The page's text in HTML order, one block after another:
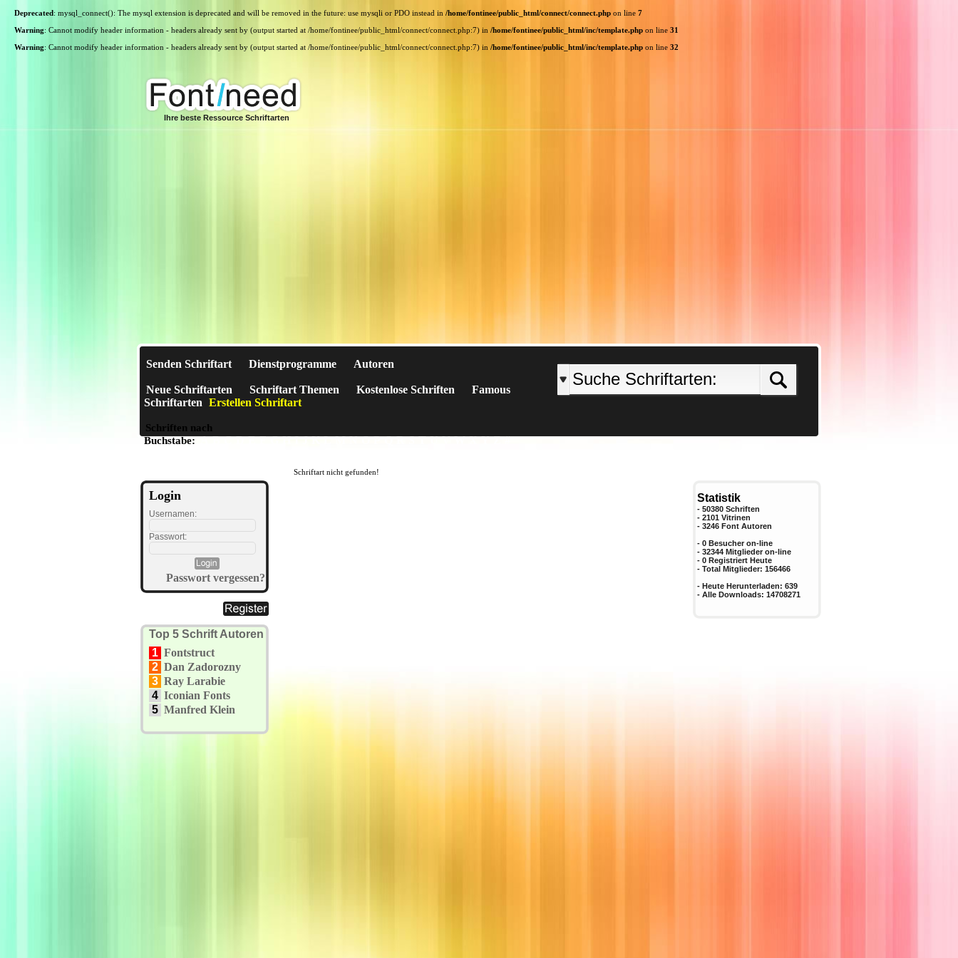
Deprecated: mysql_connect(): The mysql extension is deprecated and will be removed in the future: use mysqli or PDO instead in /home/fontinee/public_html/connect/connect.php on line 7
Warning: Cannot modify header information - headers already sent by (output started at /home/fontinee/public_html/connect/connect.php:7) in /home/fontinee/public_html/inc/template.php on line 31
Warning: Cannot modify header information - headers already sent by (output started at /home/fontinee/public_html/connect/connect.php:7) in /home/fontinee/public_html/inc/template.php on line 32
Ihre beste Ressource Schriftarten
Senden Schriftart Dienstprogramme Autoren
Neue Schriftarten Schriftart Themen Kostenlose Schriften
Famous
Schriftarten Erstellen Schriftart
Schriften nach
Buchstabe: A B C D E F G H I J K L M N O P Q R S T U V W X Y Z #
Login
Usernamen:
Passwort:
Passwort vergessen?
Top 5 Schrift Autoren
1 Fontstruct
2 Dan Zadorozny
3 Ray Larabie
4 Iconian Fonts
5 Manfred Klein
Schriftart nicht gefunden!
Statistik
- 50380 Schriften
- 2101 Vitrinen
- 3246 Font Autoren
- 0 Besucher on-line
- 32344 Mitglieder on-line
- 0 Registriert Heute
- Total Mitglieder: 156466
- Heute Herunterladen: 639
- Alle Downloads: 14708271